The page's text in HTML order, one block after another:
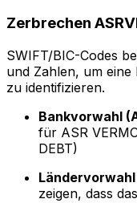
Zerbrechen
SWIFT/BIC-Codes
und Zahlen, um eine
zu identifizieren.
Bankvorwahl
für ASR
DEBT)
Ländervorwahl
zeigen, dass